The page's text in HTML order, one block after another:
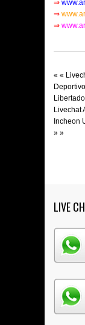
⇒
⇒
⇒
« «
Livechat
Incheon
» »
LIVE